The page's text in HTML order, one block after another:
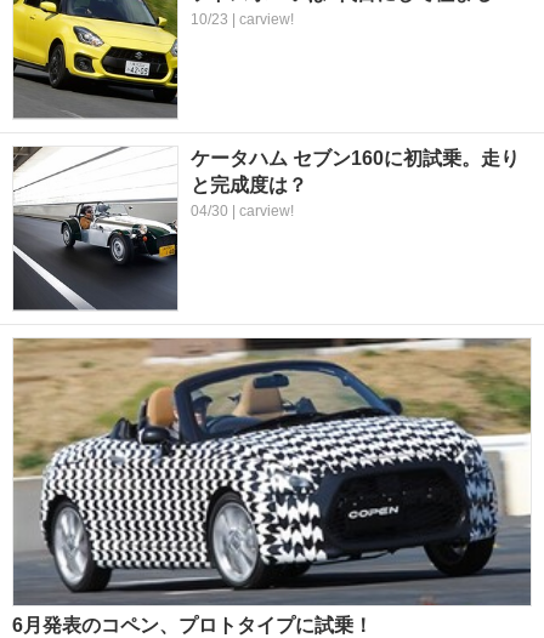
10/23 | carview!
ケータハム セブン160に初試乗。走り
と完成度は？
04/30 | carview!
6月発表のコペン、プロトタイプに試乗！